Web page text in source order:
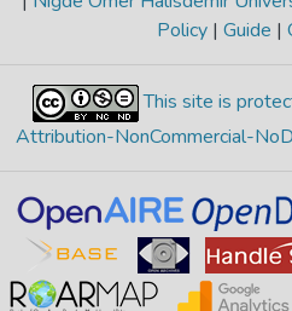
Policy | Guide |
This site is
Attribution-NonCommercial-